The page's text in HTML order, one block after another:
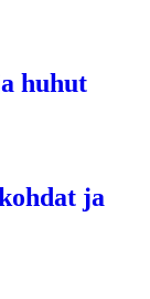
huhut
ja